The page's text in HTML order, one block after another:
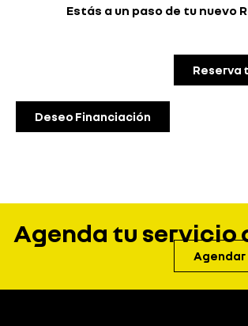
Estás a un paso de tu nuevo
Reserva
Deseo Financiación
Agenda tu servicio
Agendar